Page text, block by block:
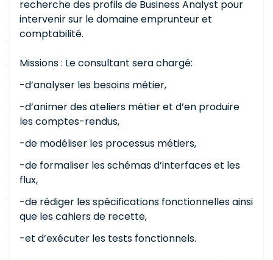
recherche des profils de Business Analyst pour
intervenir sur le domaine emprunteur et
comptabilité.
Missions : Le consultant sera chargé:
-d’analyser les besoins métier,
-d’animer des ateliers métier et d’en produire
les comptes-rendus,
-de modéliser les processus métiers,
-de formaliser les schémas d’interfaces et les
flux,
-de rédiger les spécifications fonctionnelles ainsi
que les cahiers de recette,
-et d’exécuter les tests fonctionnels.